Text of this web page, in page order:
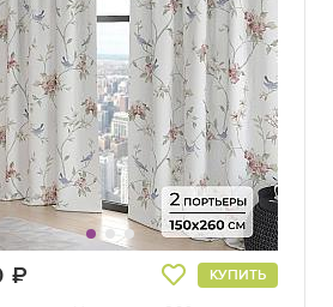
КУПИТЬ